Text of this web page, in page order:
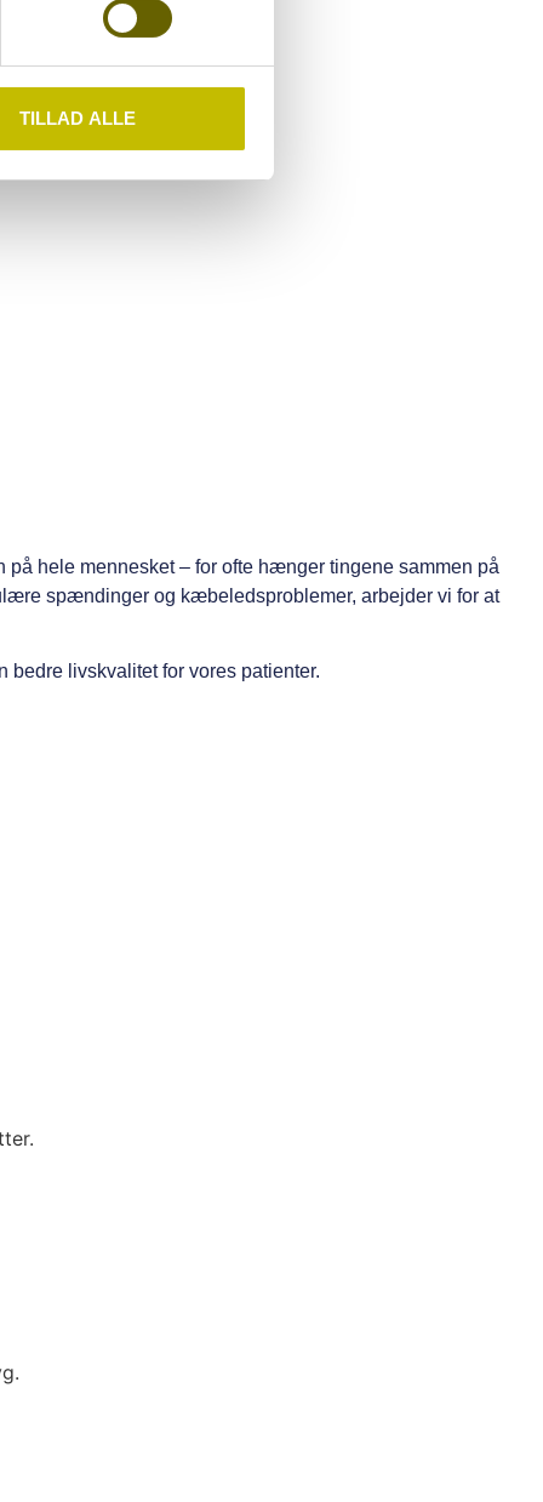
TILLAD ALLE
hele mennesket – for ofte hænger tingene sammen på
spændinger og kæbeledsproblemer, arbejder vi for at
livskvalitet for vores patienter.